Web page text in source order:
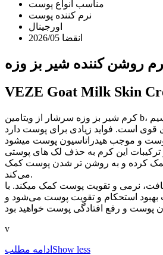
مناسب انواع پوست
نرم کننده پوست
اورجینال
انقضا 2026/05
روشن کننده شیر بز وزه
VEZE Goat Milk Skin
کرم شیر بز وزه سرشار از ویتامین b، آلفاهیدروکسی اسید، کلسیم
قوی است. فواید زیادی برای پوست دارد
ترکیبات این کرم به حذف لک های پوستی
کرده و به روشن تر شدن پوست کمک
می‌کند.
نرمی و تقویت پوست کمک میکند. با
بهبود استحکام و تقویت پوست می‌شود و
v
ادامه مطلب Show less